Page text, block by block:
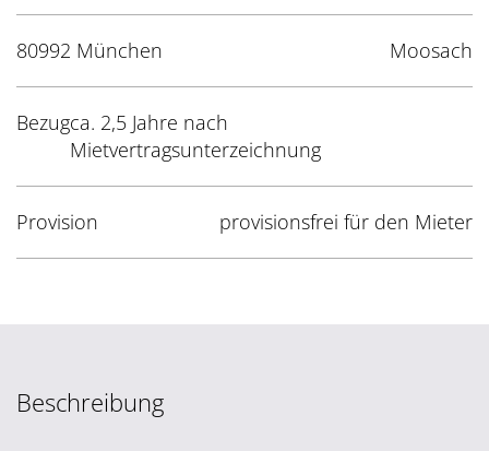
80992 München Moosach
Bezugca. 2,5 Jahre nach
Mietvertragsunterzeichnung
Provision provisionsfrei für den Mieter
Beschreibung